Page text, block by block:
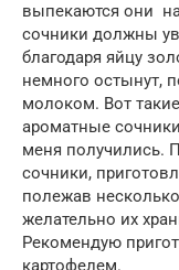
выпекаются они
сочники должны
благодаря яйцу
немного остынут,
молоком. Вот
ароматные
меня получились.
сочники,
полежав
желательно их
Рекомендую